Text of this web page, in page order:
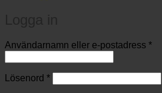
Användarnamn eller e-postadress *
Lösenord *Obligatoriskt